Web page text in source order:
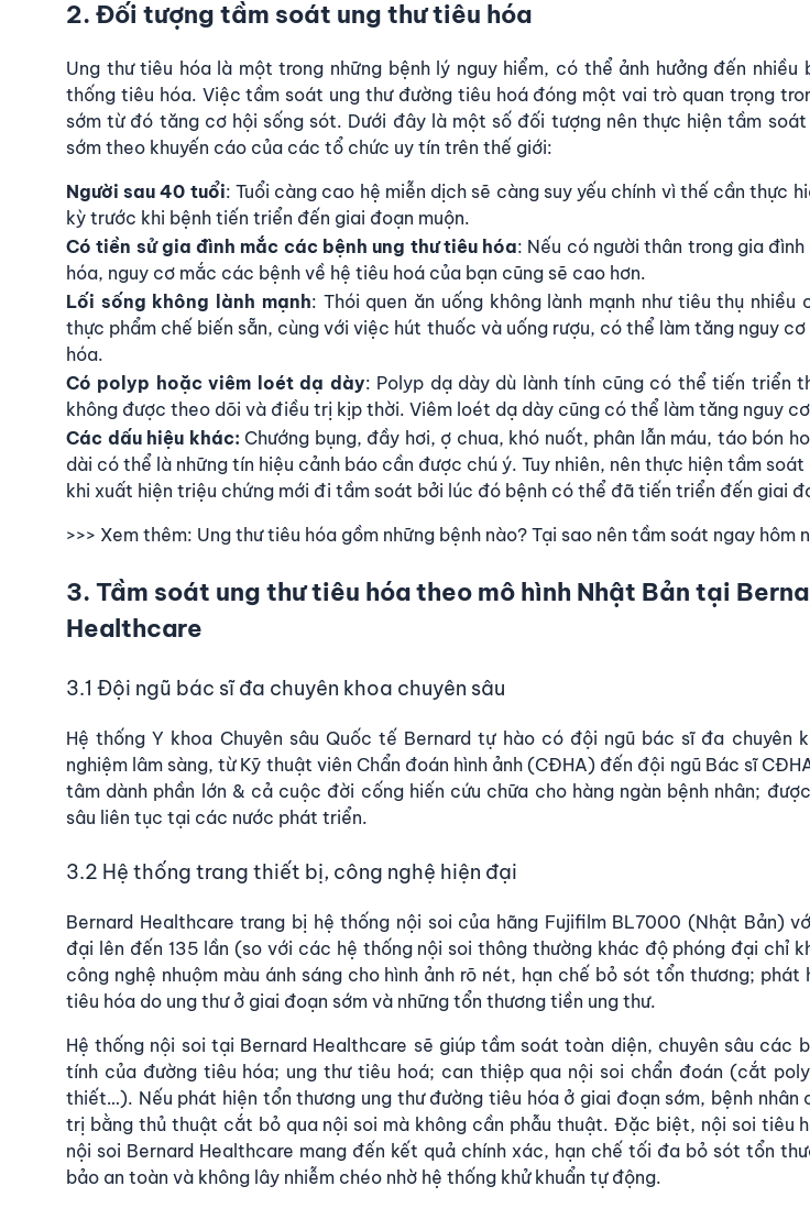
2. Đối tượng tầm soát ung thư tiêu hóa
Ung thư tiêu hóa là một trong những bệnh lý nguy hiểm, có thể ảnh hưởng đến nhiều
thống tiêu hóa. Việc tầm soát ung thư đường tiêu hoá đóng một vai trò quan trọng
sớm từ đó tăng cơ hội sống sót. Dưới đây là một số đối tượng nên thực hiện tầm
sớm theo khuyến cáo của các tổ chức uy tín trên thế giới:
Người sau 40 tuổi: Tuổi càng cao hệ miễn dịch sẽ càng suy yếu chính vì thế cần thực
kỳ trước khi bệnh tiến triển đến giai đoạn muộn.
Có tiền sử gia đình mắc các bệnh ung thư tiêu hóa: Nếu có người thân trong gia
hóa, nguy cơ mắc các bệnh về hệ tiêu hoá của bạn cũng sẽ cao hơn.
Lối sống không lành mạnh: Thói quen ăn uống không lành mạnh như tiêu thụ nhiều
thực phẩm chế biến sẵn, cùng với việc hút thuốc và uống rượu, có thể làm tăng nguy
hóa.
Có polyp hoặc viêm loét dạ dày: Polyp dạ dày dù lành tính cũng có thể tiến triển
không được theo dõi và điều trị kịp thời. Viêm loét dạ dày cũng có thể làm tăng nguy
Các dấu hiệu khác: Chướng bụng, đầy hơi, ợ chua, khó nuốt, phân lẫn máu, táo bón
dài có thể là những tín hiệu cảnh báo cần được chú ý. Tuy nhiên, nên thực hiện tầm
khi xuất hiện triệu chứng mới đi tầm soát bởi lúc đó bệnh có thể đã tiến triển đến giai
>>> Xem thêm: Ung thư tiêu hóa gồm những bệnh nào? Tại sao nên tầm soát ngay hôm
3. Tầm soát ung thư tiêu hóa theo mô hình Nhật Bản tại
Healthcare
3.1 Đội ngũ bác sĩ đa chuyên khoa chuyên sâu
Hệ thống Y khoa Chuyên sâu Quốc tế Bernard tự hào có đội ngũ bác sĩ đa chuyên
nghiệm lâm sàng, từ Kỹ thuật viên Chẩn đoán hình ảnh (CĐHA) đến đội ngũ Bác sĩ
tâm dành phần lớn & cả cuộc đời cống hiến cứu chữa cho hàng ngàn bệnh nhân;
sâu liên tục tại các nước phát triển.
3.2 Hệ thống trang thiết bị, công nghệ hiện đại
Bernard Healthcare trang bị hệ thống nội soi của hãng Fujifilm BL7000 (Nhật Bản)
đại lên đến 135 lần (so với các hệ thống nội soi thông thường khác độ phóng đại chỉ
công nghệ nhuộm màu ánh sáng cho hình ảnh rõ nét, hạn chế bỏ sót tổn thương; phát
tiêu hóa do ung thư ở giai đoạn sớm và những tổn thương tiền ung thư.
Hệ thống nội soi tại Bernard Healthcare sẽ giúp tầm soát toàn diện, chuyên sâu các
tính của đường tiêu hóa; ung thư tiêu hoá; can thiệp qua nội soi chẩn đoán (cắt
thiết…). Nếu phát hiện tổn thương ung thư đường tiêu hóa ở giai đoạn sớm, bệnh nhân
trị bằng thủ thuật cắt bỏ qua nội soi mà không cần phẫu thuật. Đặc biệt, nội soi tiêu
nội soi Bernard Healthcare mang đến kết quả chính xác, hạn chế tối đa bỏ sót tổn
bảo an toàn và không lây nhiễm chéo nhờ hệ thống khử khuẩn tự động.